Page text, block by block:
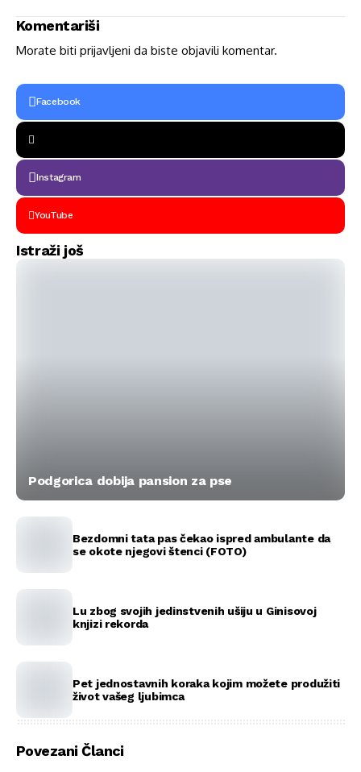
Komentariši
Morate biti prijavljeni da biste objavili komentar.
Facebook
Instagram
YouTube
Istraži još
Podgorica dobija pansion za pse
Bezdomni tata pas čekao ispred ambulante da
se okote njegovi štenci (FOTO)
Lu zbog svojih jedinstvenih ušiju u Ginisovoj
knjizi rekorda
Pet jednostavnih koraka kojim možete produžiti
život vašeg ljubimca
Povezani Članci